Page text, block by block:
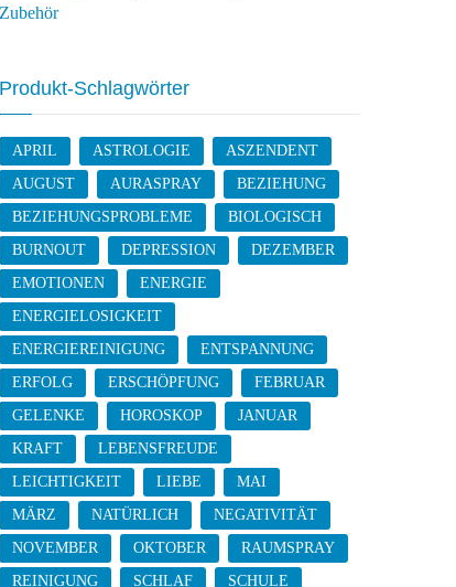
Zubehör
Produkt-Schlagwörter
APRIL ASTROLOGIE
ASZENDENT
AUGUST
AURASPRAY
BEZIEHUNG
BEZIEHUNGSPROBLEME
BIOLOGISCH
BURNOUT
DEPRESSION
DEZEMBER
EMOTIONEN
ENERGIE
ENERGIELOSIGKEIT
ENERGIEREINIGUNG
ENTSPANNUNG
ERFOLG
ERSCHÖPFUNG
FEBRUAR
GELENKE
HOROSKOP
JANUAR
KRAFT
LEBENSFREUDE
LEICHTIGKEIT
LIEBE
MAI
MÄRZ
NATÜRLICH
NEGATIVITÄT
NOVEMBER
OKTOBER
RAUMSPRAY
REINIGUNG
SCHLAF
SCHULE